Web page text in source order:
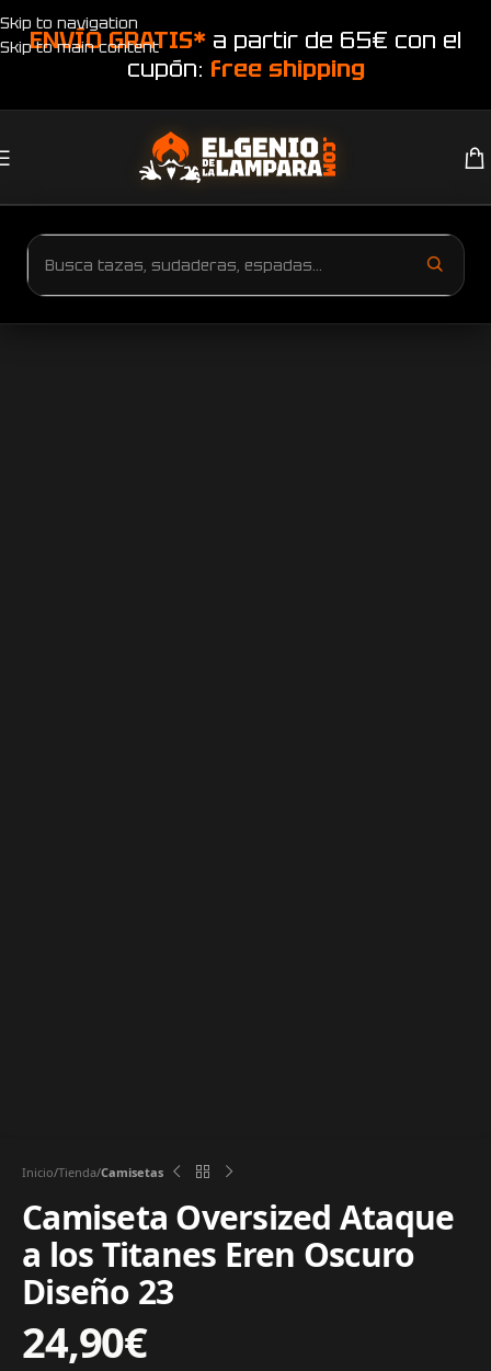
Skip to navigation
Skip to main content
ENVÍO GRATIS* a partir de 65€ con el
cupón: free shipping
Inicio Tienda Camisetas
Camiseta Oversized Ataque
a los Titanes Eren Oscuro
Diseño 23
24,90€